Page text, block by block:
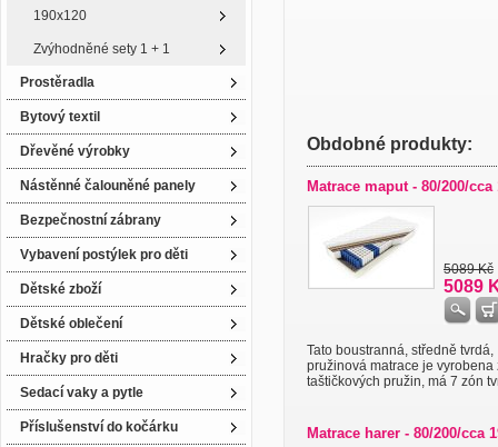
190x120
Zvýhodněné sety 1 + 1
Prostěradla
Bytový textil
Dřevěné výrobky
Nástěnné čalouněné panely
Bezpečnostní zábrany
Vybavení postýlek pro děti
Dětské zboží
Dětské oblečení
Hračky pro děti
Sedací vaky a pytle
Příslušenství do kočárku
Obdobné produkty:
Matrace maput - 80/200/cca
5089 Kč
5089
Tato boustranná, středně tvrdá,
pružinová matrace je vyrobena
taštičkových pružin, má 7 zón
Matrace harer - 80/200/cca